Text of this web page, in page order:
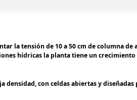
la tensión de 10 a 50 cm de columna de
hídricas la planta tiene un
densidad, con celdas abiertas y diseñadas